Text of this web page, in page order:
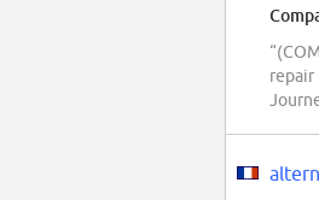
repair